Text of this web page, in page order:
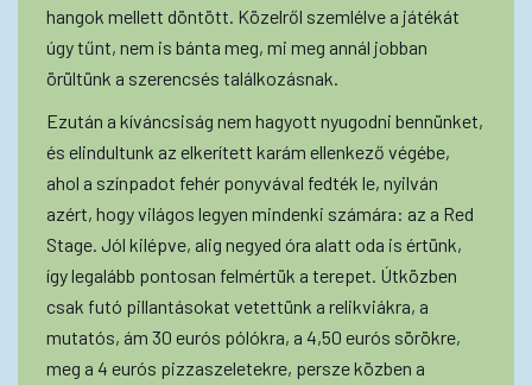
hangok mellett döntött. Közelről szemlélve a játékát
úgy tűnt, nem is bánta meg, mi meg annál jobban
örültünk a szerencsés találkozásnak.
Ezután a kíváncsiság nem hagyott nyugodni bennünket,
és elindultunk az elkerített karám ellenkező végébe,
ahol a színpadot fehér ponyvával fedték le, nyilván
azért, hogy világos legyen mindenki számára: az a Red
Stage. Jól kilépve, alig negyed óra alatt oda is értünk,
így legalább pontosan felmértük a terepet. Útközben
csak futó pillantásokat vetettünk a relikviákra, a
mutatós, ám 30 eurós pólókra, a 4,50 eurós sörökre,
meg a 4 eurós pizzaszeletekre, persze közben a